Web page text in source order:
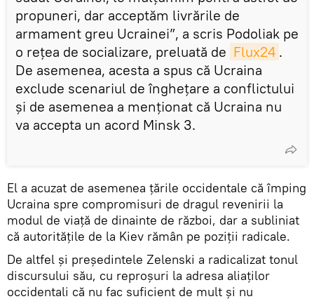
propuneri, dar acceptăm livrările de
armament greu Ucrainei”, a scris Podoliak pe
o rețea de socializare, preluată de Flux24 .
De asemenea, acesta a spus că Ucraina
exclude scenariul de înghețare a conflictului
și de asemenea a menționat că Ucraina nu
va accepta un acord Minsk 3.
El a acuzat de asemenea țările occidentale că împing
Ucraina spre compromisuri de dragul revenirii la
modul de viață de dinainte de război, dar a subliniat
că autoritățile de la Kiev rămân pe poziții radicale.
De altfel și președintele Zelenski a radicalizat tonul
discursului său, cu reproșuri la adresa aliaților
occidentali că nu fac suficient de mult și nu